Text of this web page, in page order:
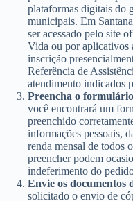
plataformas digitais do
municipais. Em
ser acessado pelo site
Vida ou por aplicativos
inscrição
Referência de
atendimento indicados
Preencha o
você encontrará um
preenchido
informações pessoais,
renda mensal de todos
preencher podem
indeferimento do
Envie os documentos
solicitado o envio de